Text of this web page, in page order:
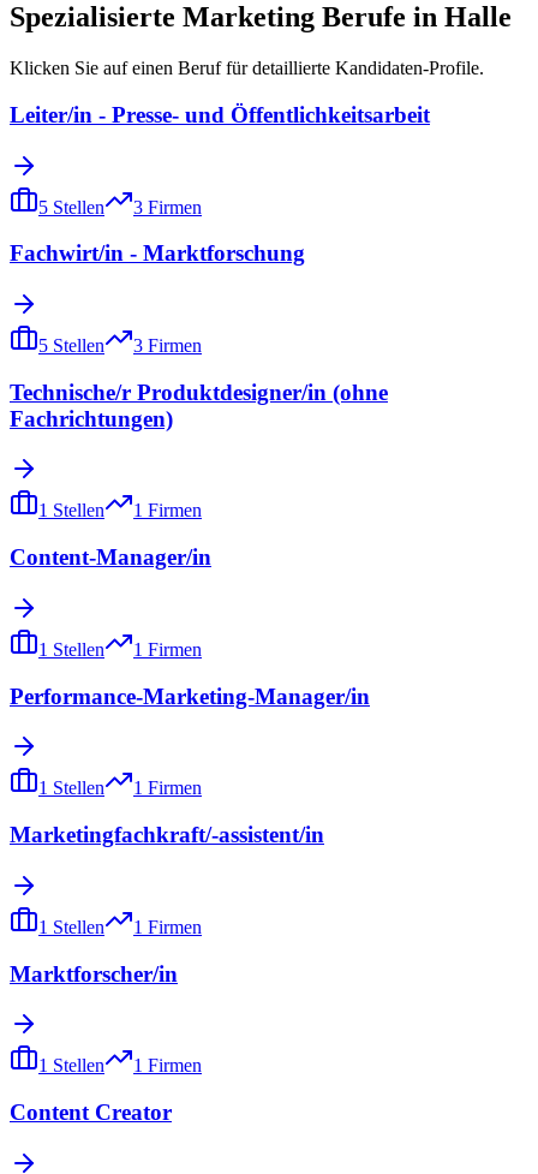
Spezialisierte Marketing Berufe in Halle
Klicken Sie auf einen Beruf für detaillierte Kandidaten-Profile.
Leiter/in - Presse- und Öffentlichkeitsarbeit
5 Stellen 3 Firmen
Fachwirt/in - Marktforschung
5 Stellen 3 Firmen
Technische/r Produktdesigner/in (ohne
Fachrichtungen)
1 Stellen 1 Firmen
Content-Manager/in
1 Stellen 1 Firmen
Performance-Marketing-Manager/in
1 Stellen 1 Firmen
Marketingfachkraft/-assistent/in
1 Stellen 1 Firmen
Marktforscher/in
1 Stellen 1 Firmen
Content Creator